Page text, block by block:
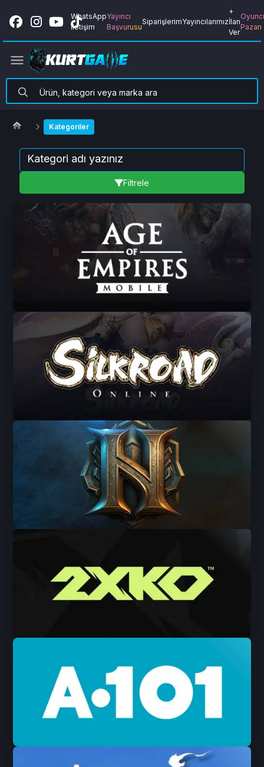
WhatsApp
İletişim
Yayıncı
Başvurusu
SiparişlerimYayıncılarımız
+
İlan
Ver
Pazarı
Kategoriler
Filtrele